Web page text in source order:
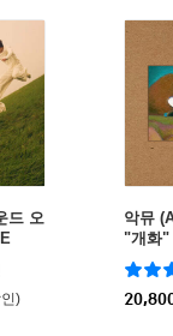
드 오
)
악뮤
"개화"